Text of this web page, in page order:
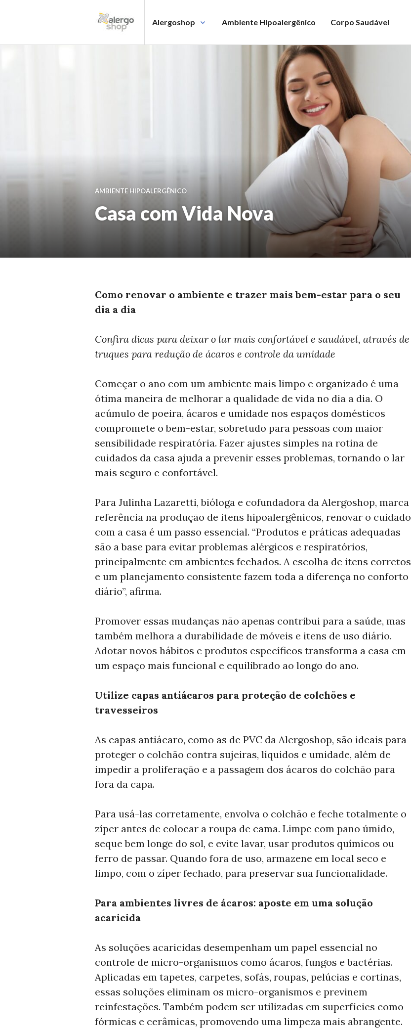
BLOG
Alergoshop Ambiente Hipoalergênico Corpo Saudável
AMBIENTE HIPOALERGÊNICO
Casa com Vida Nova
Como renovar o ambiente e trazer mais bem-estar para o seu
dia a dia
Confira dicas para deixar o lar mais confortável e saudável, através de
truques para redução de ácaros e controle da umidade
Começar o ano com um ambiente mais limpo e organizado é uma
ótima maneira de melhorar a qualidade de vida no dia a dia. O
acúmulo de poeira, ácaros e umidade nos espaços domésticos
compromete o bem-estar, sobretudo para pessoas com maior
sensibilidade respiratória. Fazer ajustes simples na rotina de
cuidados da casa ajuda a prevenir esses problemas, tornando o lar
mais seguro e confortável.
Para Julinha Lazaretti, bióloga e cofundadora da Alergoshop, marca
referência na produção de itens hipoalergênicos, renovar o cuidado
com a casa é um passo essencial. “Produtos e práticas adequadas
são a base para evitar problemas alérgicos e respiratórios,
principalmente em ambientes fechados. A escolha de itens corretos
e um planejamento consistente fazem toda a diferença no conforto
diário”, afirma.
Promover essas mudanças não apenas contribui para a saúde, mas
também melhora a durabilidade de móveis e itens de uso diário.
Adotar novos hábitos e produtos específicos transforma a casa em
um espaço mais funcional e equilibrado ao longo do ano.
Utilize capas antiácaros para proteção de colchões e
travesseiros
As capas antiácaro, como as de PVC da Alergoshop, são ideais para
proteger o colchão contra sujeiras, líquidos e umidade, além de
impedir a proliferação e a passagem dos ácaros do colchão para
fora da capa.
Para usá-las corretamente, envolva o colchão e feche totalmente o
zíper antes de colocar a roupa de cama. Limpe com pano úmido,
seque bem longe do sol, e evite lavar, usar produtos químicos ou
ferro de passar. Quando fora de uso, armazene em local seco e
limpo, com o zíper fechado, para preservar sua funcionalidade.
Para ambientes livres de ácaros: aposte em uma solução
acaricida
As soluções acaricidas desempenham um papel essencial no
controle de micro-organismos como ácaros, fungos e bactérias.
Aplicadas em tapetes, carpetes, sofás, roupas, pelúcias e cortinas,
essas soluções eliminam os micro-organismos e previnem
reinfestações. Também podem ser utilizadas em superfícies como
fórmicas e cerâmicas, promovendo uma limpeza mais abrangente.